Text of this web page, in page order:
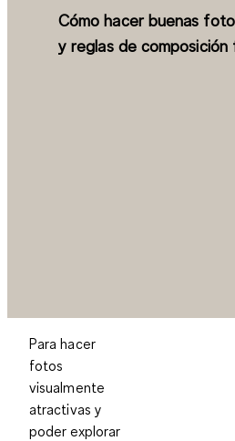
Cómo hacer buenas
y reglas de
Para hacer
fotos
visualmente
atractivas y
poder explorar